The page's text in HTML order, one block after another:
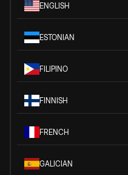
ENGLISH
ESTONIAN
FILIPINO
FINNISH
FRENCH
GALICIAN